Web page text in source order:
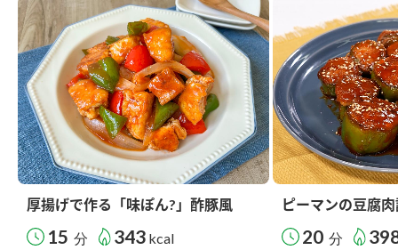
厚揚げで作る「味ぽん?」酢豚風
15 分 343 kcal
ピーマンの豆腐
20 分